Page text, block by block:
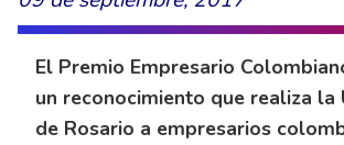
El Premio Empresario
un reconocimiento que realiza la
de Rosario a empresarios